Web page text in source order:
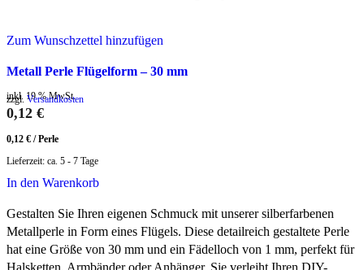
Zum Wunschzettel hinzufügen
Metall Perle Flügelform – 30 mm
inkl. 19 % MwSt.
zzgl. Versandkosten
0,12 €
0,12 € /Perle
Lieferzeit: ca. 5 - 7 Tage
In den Warenkorb
Gestalten Sie Ihren eigenen Schmuck mit unserer silberfarbenen
Metallperle in Form eines Flügels. Diese detailreich gestaltete Perle
hat eine Größe von 30 mm und ein Fädelloch von 1 mm, perfekt für